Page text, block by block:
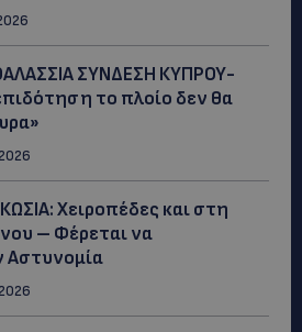
ΣΥΝΔΕΣΗ ΚΥΠΡΟΥ-
το πλοίο δεν θα
Χειροπέδες και στη
– Φέρεται να
Αστυνομία